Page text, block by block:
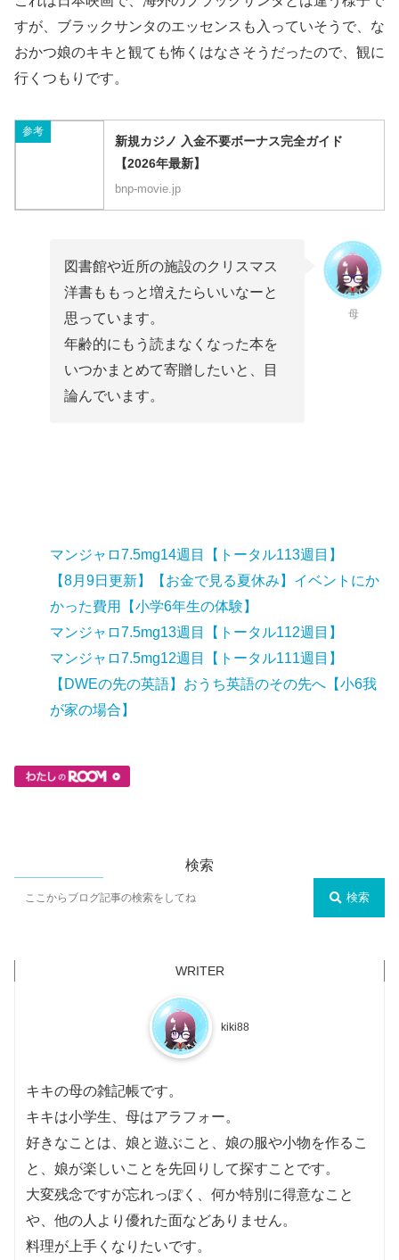
すが、ブラックサンタのエッセンスも入っていそうで、な
おかつ娘のキキと観ても怖くはなさそうだったので、観に
行くつもりです。
参考
新規カジノ 入金不要ボーナス完全ガイド
【2026年最新】
bnp-movie.jp
図書館や近所の施設のクリスマス
洋書ももっと増えたらいいなーと
思っています。
年齢的にもう読まなくなった本を
いつかまとめて寄贈したいと、目
論んでいます。
母
マンジャロ7.5mg14週目【トータル113週目】
【8月9日更新】【お金で見る夏休み】イベントにか
かった費用【小学6年生の体験】
マンジャロ7.5mg13週目【トータル112週目】
マンジャロ7.5mg12週目【トータル111週目】
【DWEの先の英語】おうち英語のその先へ【小6我
が家の場合】
検索
検索
kiki88
キキの母の雑記帳です。
キキは小学生、母はアラフォー。
好きなことは、娘と遊ぶこと、娘の服や小物を作るこ
と、娘が楽しいことを先回りして探すことです。
大変残念ですが忘れっぽく、何か特別に得意なこと
や、他の人より優れた面などありません。
料理が上手くなりたいです。